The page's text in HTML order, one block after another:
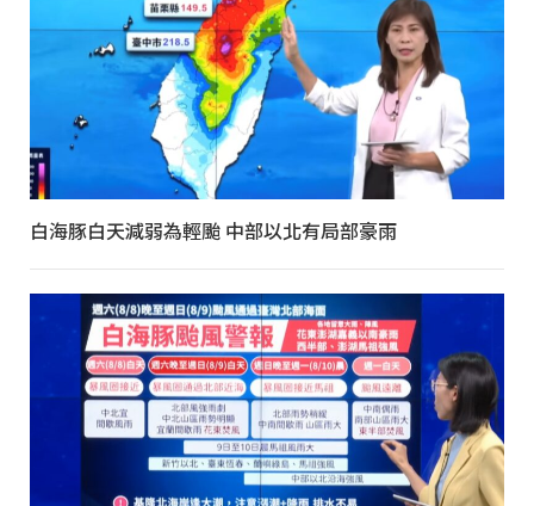
白海豚白天減弱為輕颱 中部以北有局部豪雨